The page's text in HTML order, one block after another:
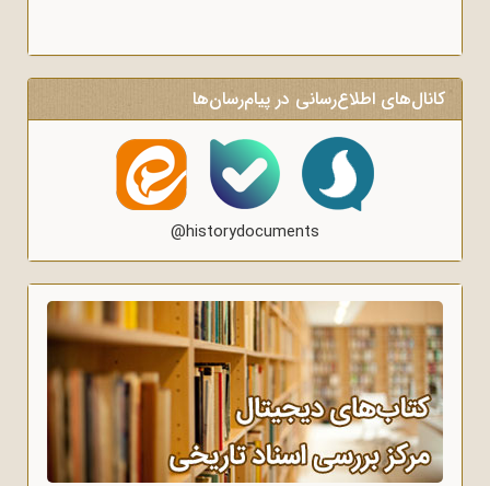
کانال‌های اطلاع‌رسانی در پیام‌رسان‌ها
@historydocuments